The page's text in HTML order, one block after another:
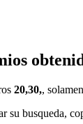
20,30,,
su busqueda,